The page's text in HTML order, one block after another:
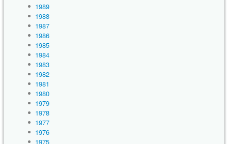
1989
1988
1987
1986
1985
1984
1983
1982
1981
1980
1979
1978
1977
1976
1975